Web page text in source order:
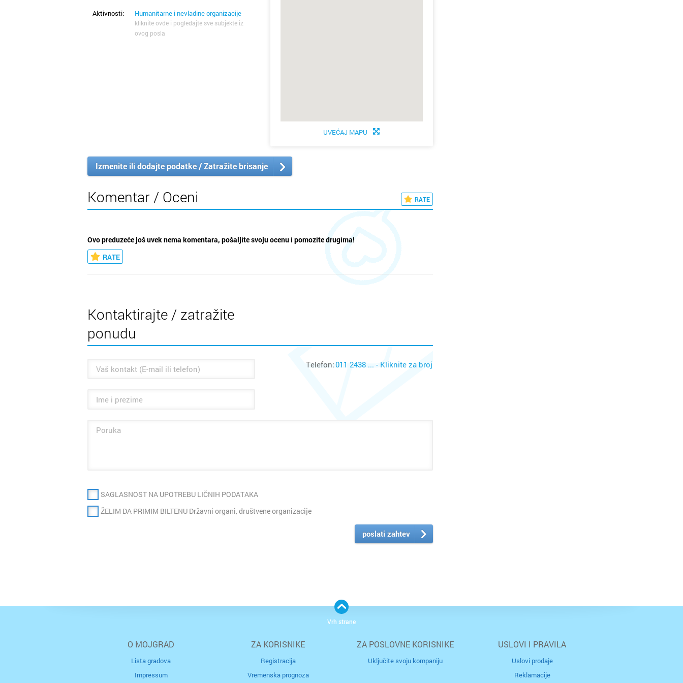
Aktivnosti: Humanitarne i nevladine organizacije
kliknite ovde i pogledajte sve subjekte iz
ovog posla
UVEĆAJ MAPU
Izmenite ili dodajte podatke / Zatražite brisanje
Komentar / Oceni RATE
Ovo preduzeće još uvek nema komentara, pošaljite svoju ocenu i pomozite drugima!
RATE
Kontaktirajte / zatražite
ponudu
Telefon:011 2438 ... - Kliknite za broj
SAGLASNOST NA UPOTREBU LIČNIH PODATAKA
ŽELIM DA PRIMIM BILTENU Državni organi, društvene organizacije
poslati zahtev
O MOJGRAD
Lista gradova
Impressum
ZA KORISNIKE
Registracija
Vremenska prognoza
ZA POSLOVNE KORISNIKE
Uključite svoju kompaniju
USLOVI I PRAVILA
Uslovi prodaje
Reklamacije
Vrh strane